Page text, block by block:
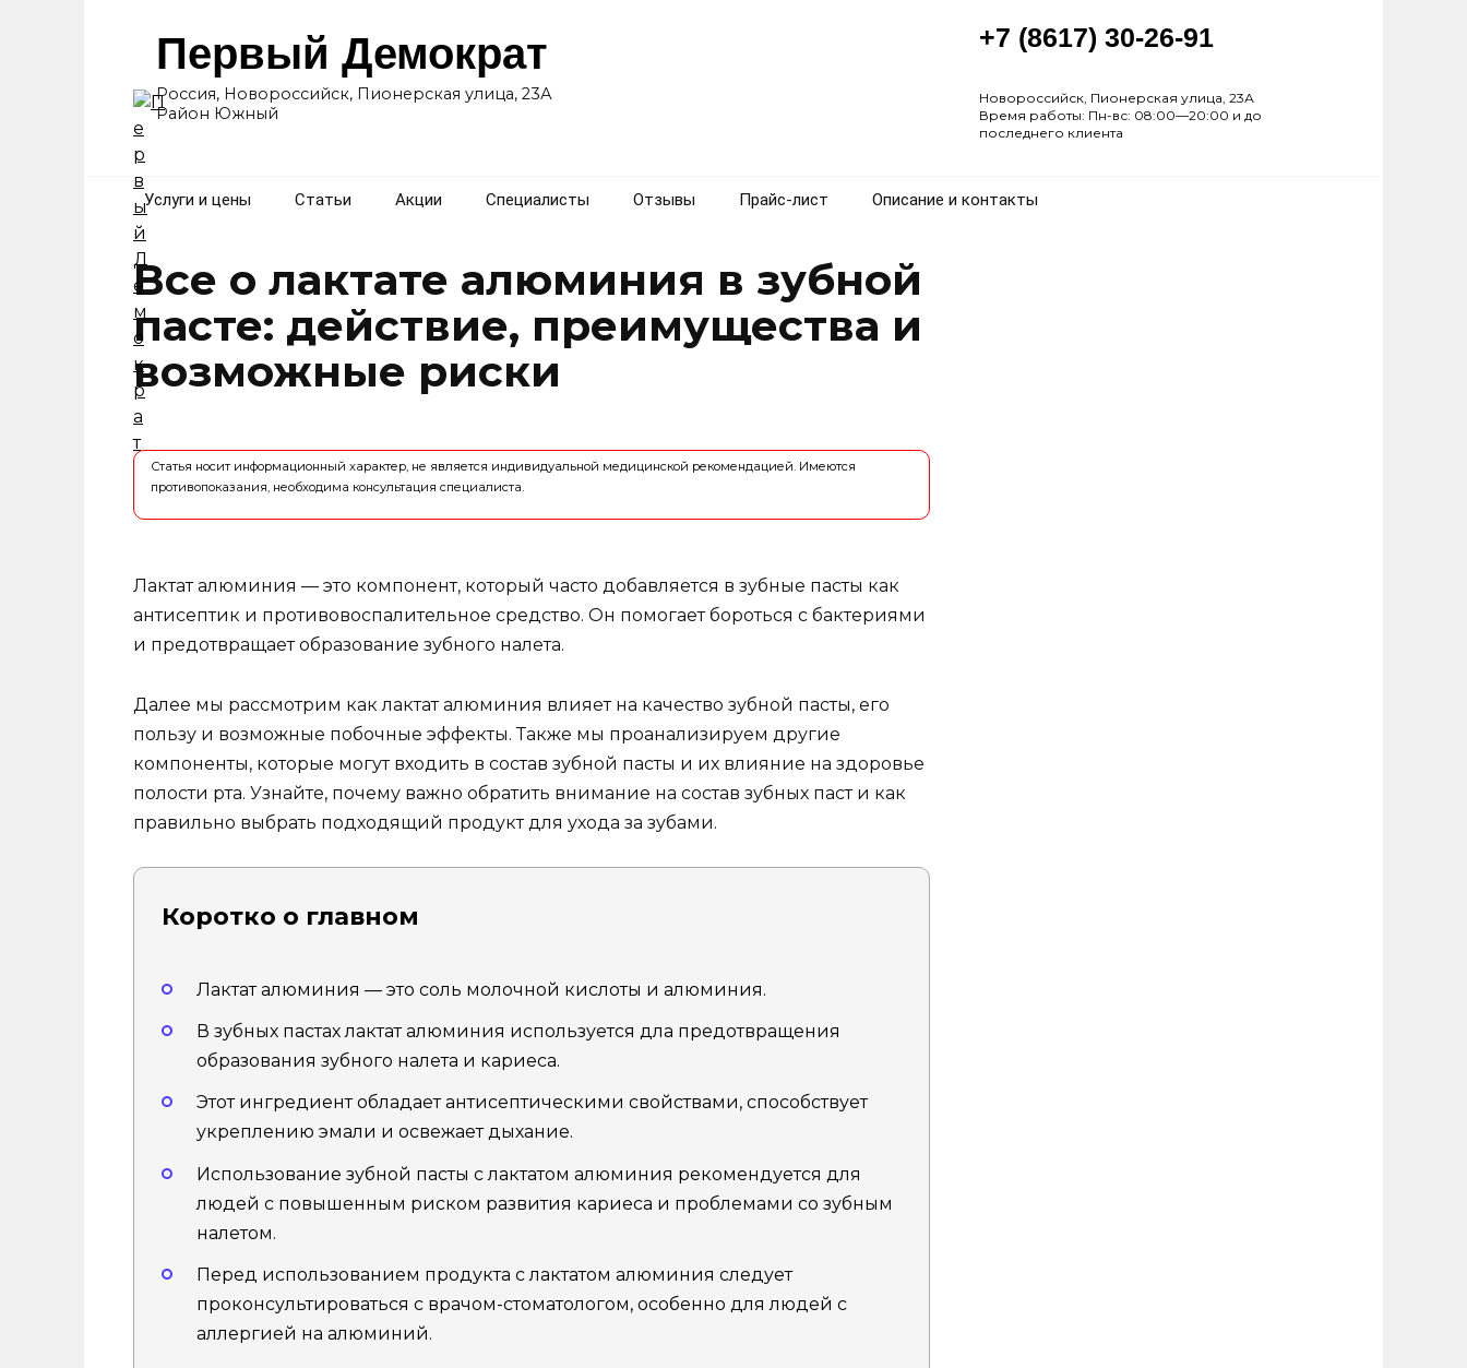
Первый Демократ
Россия, Новороссийск, Пионерская улица, 23А
Район Южный
+7 (8617) 30-26-91
Новороссийск, Пионерская улица, 23А
Время работы: Пн-вс: 08:00—20:00 и до
последнего клиента
Услуги и цены Статьи Акции Специалисты Отзывы Прайс-лист Описание и контакты
Все о лактате алюминия в зубной
пасте: действие, преимущества и
возможные риски
Статья носит информационный характер, не является индивидуальной медицинской рекомендацией. Имеются
противопоказания, необходима консультация специалиста.
Лактат алюминия — это компонент, который часто добавляется в зубные пасты как
антисептик и противовоспалительное средство. Он помогает бороться с бактериями
и предотвращает образование зубного налета.
Далее мы рассмотрим как лактат алюминия влияет на качество зубной пасты, его
пользу и возможные побочные эффекты. Также мы проанализируем другие
компоненты, которые могут входить в состав зубной пасты и их влияние на здоровье
полости рта. Узнайте, почему важно обратить внимание на состав зубных паст и как
правильно выбрать подходящий продукт для ухода за зубами.
Коротко о главном
Лактат алюминия — это соль молочной кислоты и алюминия.
В зубных пастах лактат алюминия используется длa предотвращения
образования зубного налета и кариеса.
Этот ингредиент обладает антисептическими свойствами, способствует
укреплению эмали и освежает дыхание.
Использование зубной пасты с лактатом алюминия рекомендуется для
людей с повышенным риском развития кариеса и проблемами со зубным
налетом.
Перед использованием продукта с лактатом алюминия следует
проконсультироваться с врачом-стоматологом, особенно для людей с
аллергией на алюминий.